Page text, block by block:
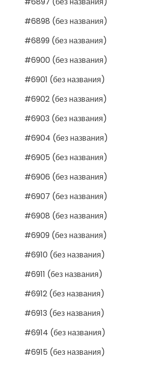
#6898 (без названия)
#6899 (без названия)
#6900 (без названия)
#6901 (без названия)
#6902 (без названия)
#6903 (без названия)
#6904 (без названия)
#6905 (без названия)
#6906 (без названия)
#6907 (без названия)
#6908 (без названия)
#6909 (без названия)
#6910 (без названия)
#6911 (без названия)
#6912 (без названия)
#6913 (без названия)
#6914 (без названия)
#6915 (без названия)